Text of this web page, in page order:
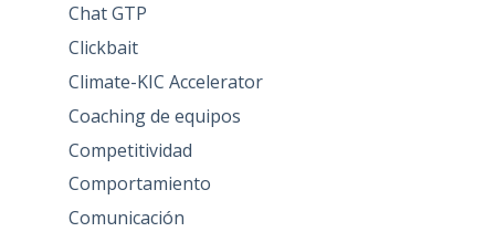
Chat GTP
Clickbait
Climate-KIC Accelerator
Coaching de equipos
Competitividad
Comportamiento
Comunicación